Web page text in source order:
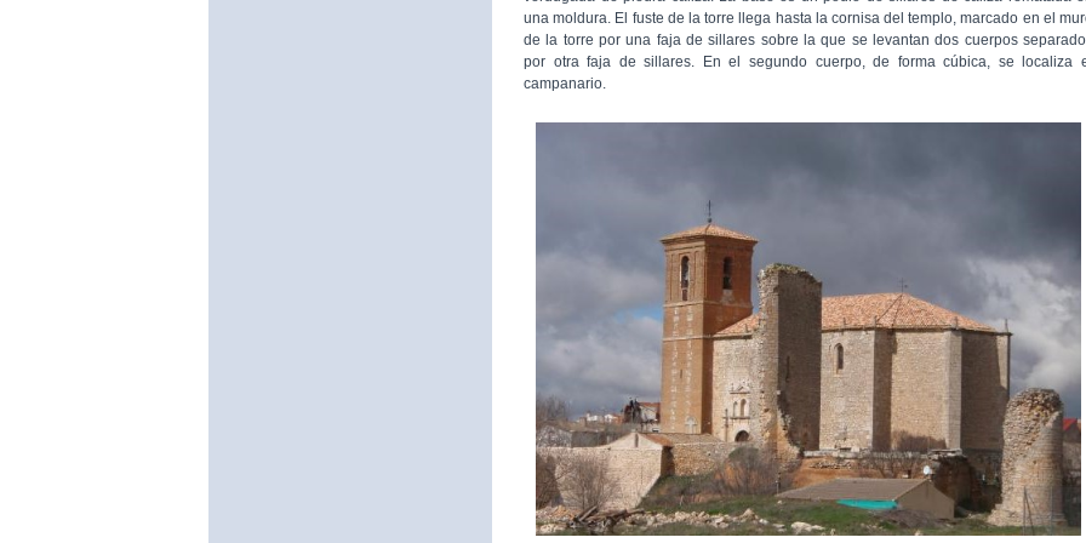
una moldura. El fuste de la torre llega hasta la cornisa del templo, marcado en el
de la torre por una faja de sillares sobre la que se levantan dos cuerpos
por otra faja de sillares. En el segundo cuerpo, de forma cúbica, se localiza
campanario.